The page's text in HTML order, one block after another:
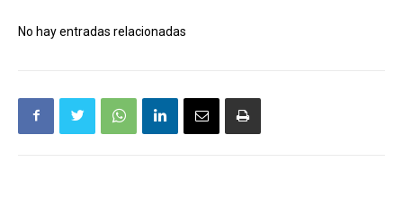
No hay entradas relacionadas